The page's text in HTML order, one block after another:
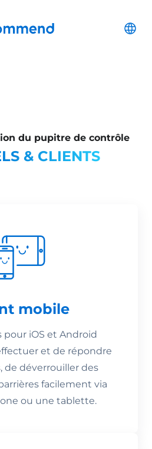
Commend
du pupitre de contrôle
& CLIENTS
mobile
pour iOS et Android
et de répondre
de déverrouiller des
facilement via
ou une tablette.